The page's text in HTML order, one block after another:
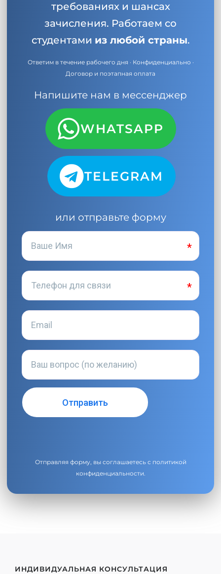
требованиях и шансах
зачисления. Работаем со
студентами из любой страны.
Ответим в течение рабочего дня · Конфиденциально ·
Договор и поэтапная оплата
Напишите нам в мессенджер
WHATSAPP
TELEGRAM
или отправьте форму
Отправляя форму, вы соглашаетесь с политикой
конфиденциальности.
ИНДИВИДУАЛЬНАЯ КОНСУЛЬТАЦИЯ